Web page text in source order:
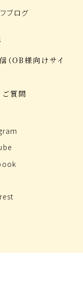
ブログ
（OB様向けサイ
質問